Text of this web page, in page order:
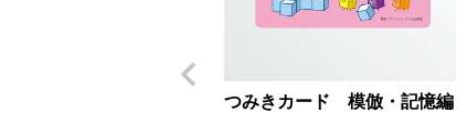
つみきカード 模倣・記憶編